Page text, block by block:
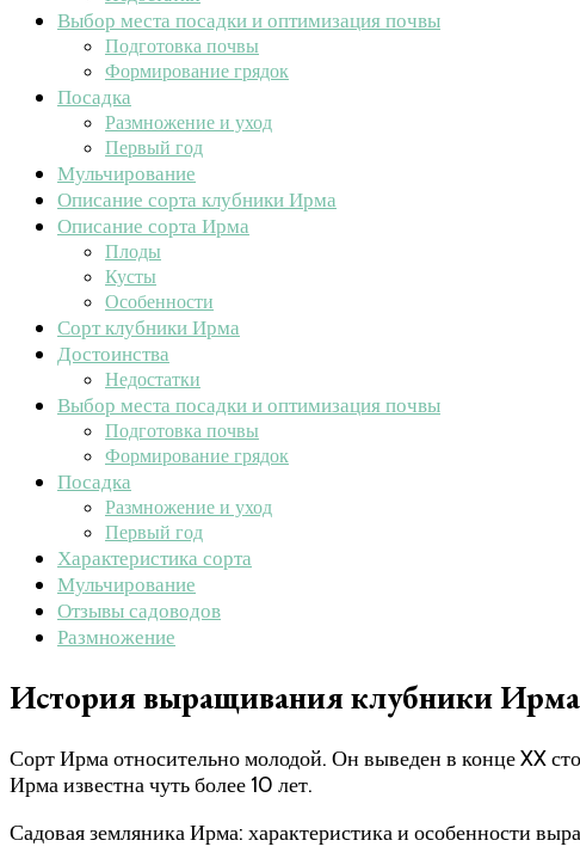
Выбор места посадки и оптимизация почвы
Подготовка почвы
Формирование грядок
Посадка
Размножение и уход
Первый год
Мульчирование
Описание сорта клубники Ирма
Описание сорта Ирма
Плоды
Кусты
Особенности
Сорт клубники Ирма
Достоинства
Недостатки
Выбор места посадки и оптимизация почвы
Подготовка почвы
Формирование грядок
Посадка
Размножение и уход
Первый год
Характеристика сорта
Мульчирование
Отзывы садоводов
Размножение
История выращивания клубники Ирма
Сорт Ирма относительно молодой. Он выведен в конце XX
Ирма известна чуть более 10 лет.
Садовая земляника Ирма: характеристика и особенности